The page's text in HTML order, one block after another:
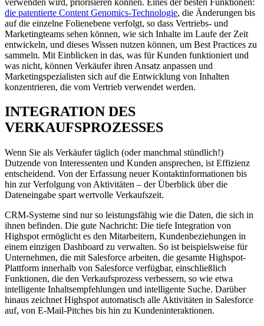
die patentierte Content Genomics-Technologie, die Änderungen bis
auf die einzelne Folienebene verfolgt, so dass Vertriebs- und
Marketingteams sehen können, wie sich Inhalte im Laufe der Zeit
entwickeln, und dieses Wissen nutzen können, um Best Practices zu
sammeln. Mit Einblicken in das, was für Kunden funktioniert und
was nicht, können Verkäufer ihren Ansatz anpassen und
Marketingspezialisten sich auf die Entwicklung von Inhalten
konzentrieren, die vom Vertrieb verwendet werden.
INTEGRATION DES
VERKAUFSPROZESSES
Wenn Sie als Verkäufer täglich (oder manchmal stündlich!)
Dutzende von Interessenten und Kunden ansprechen, ist Effizienz
entscheidend. Von der Erfassung neuer Kontaktinformationen bis
hin zur Verfolgung von Aktivitäten – der Überblick über die
Dateneingabe spart wertvolle Verkaufszeit.
CRM-Systeme sind nur so leistungsfähig wie die Daten, die sich in
ihnen befinden. Die gute Nachricht: Die tiefe Integration von
Highspot ermöglicht es den Mitarbeitern, Kundenbeziehungen in
einem einzigen Dashboard zu verwalten. So ist beispielsweise für
Unternehmen, die mit Salesforce arbeiten, die gesamte Highspot-
Plattform innerhalb von Salesforce verfügbar, einschließlich
Funktionen, die den Verkaufsprozess verbessern, so wie etwa
intelligente Inhaltsempfehlungen und intelligente Suche. Darüber
hinaus zeichnet Highspot automatisch alle Aktivitäten in Salesforce
auf, von E-Mail-Pitches bis hin zu Kundeninteraktionen.